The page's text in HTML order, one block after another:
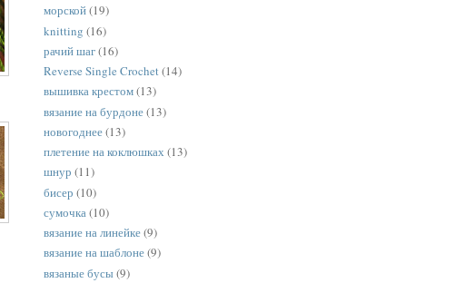
морской(19)
knitting (16)
рачий шаг(16)
Reverse Single Crochet(14)
вышивка крестом(13)
вязание на бурдоне(13)
новогоднее(13)
плетение на коклюшках(13)
шнур (11)
бисер (10)
сумочка(10)
вязание на линейке(9)
вязание на шаблоне(9)
вязаные бусы(9)